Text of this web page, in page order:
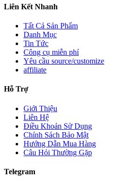
Liên Kết Nhanh
Tất Cả Sản Phẩm
Danh Mục
Tin Tức
Công cụ miễn phí
Yêu cầu source/customize
affiliate
Hỗ Trợ
Giới Thiệu
Liên Hệ
Điều Khoản Sử Dụng
Chính Sách Bảo Mật
Hướng Dẫn Mua Hàng
Câu Hỏi Thường Gặp
Telegram